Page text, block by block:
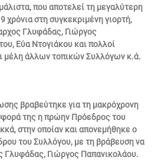
που αποτελεί τη μεγαλύτερη
χρόνια στη συγκεκριμένη γιορτή,
Γλυφάδας, Γιώργος
Εύα Ντογιάκου και πολλοί
μέλη άλλων τοπικών Συλλόγων κ.ά.
βραβεύτηκε για τη μακρόχρονη
της η πρώην Πρόεδρος του
στην οποίαν και απονεμήθηκε ο
του Συλλόγου, με τη βράβευση να
Γλυφάδας, Γιώργος Παπανικολάου.